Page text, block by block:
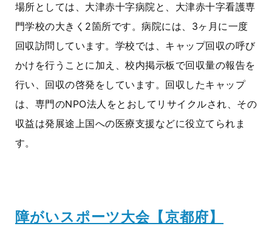
場所としては、大津赤十字病院と、大津赤十字看護専
門学校の大きく2箇所です。病院には、3ヶ月に一度
回収訪問しています。学校では、キャップ回収の呼び
かけを行うことに加え、校内掲示板で回収量の報告を
行い、回収の啓発をしています。回収したキャップ
は、専門のNPO法人をとおしてリサイクルされ、その
収益は発展途上国への医療支援などに役立てられま
す。
障がいスポーツ大会【京都府】